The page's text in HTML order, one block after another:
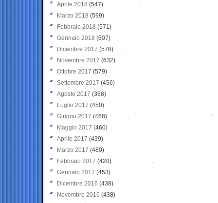
Aprile 2018 (547)
Marzo 2018 (599)
Febbraio 2018 (571)
Gennaio 2018 (607)
Dicembre 2017 (578)
Novembre 2017 (632)
Ottobre 2017 (579)
Settembre 2017 (456)
Agosto 2017 (368)
Luglio 2017 (450)
Giugno 2017 (468)
Maggio 2017 (460)
Aprile 2017 (439)
Marzo 2017 (480)
Febbraio 2017 (420)
Gennaio 2017 (453)
Dicembre 2016 (438)
Novembre 2016 (438)